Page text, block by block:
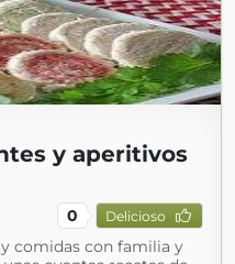
y aperitivos
0 Delicioso
comidas con familia y